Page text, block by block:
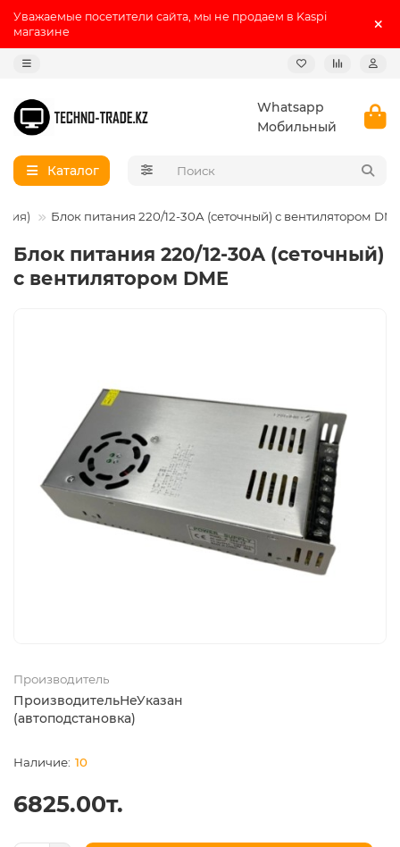
Уважаемые посетители сайта, мы не продаем в Kaspi
магазине
Whatsapp
Мобильный
Каталог
Блок питания 220/12-30A (сеточный) с вентилятором
Блок питания 220/12-30A (сеточный)
с вентилятором DME
Производитель
ПроизводительНеУказан
(автоподстановка)
10
6825.00т.